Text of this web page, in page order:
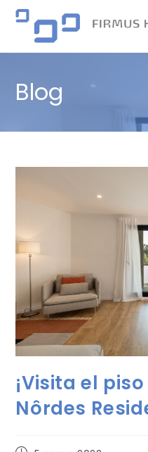
Blog
¡Visita el
Nôrdes